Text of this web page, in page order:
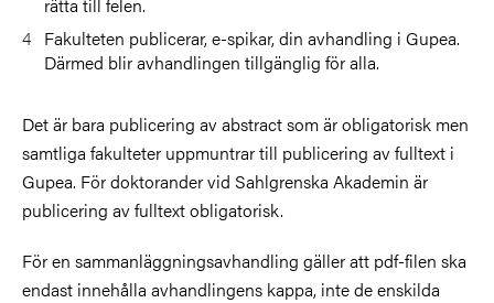
Fakulteten publicerar, e-spikar, din avhandling i Gupea.
Därmed blir avhandlingen tillgänglig för alla.
Det är bara publicering av abstract som är obligatorisk men
samtliga fakulteter uppmuntrar till publicering av fulltext i
Gupea. För doktorander vid Sahlgrenska Akademin är
publicering av fulltext obligatorisk.
För en sammanläggningsavhandling gäller att pdf-filen ska
endast innehålla avhandlingens kappa, inte de enskilda